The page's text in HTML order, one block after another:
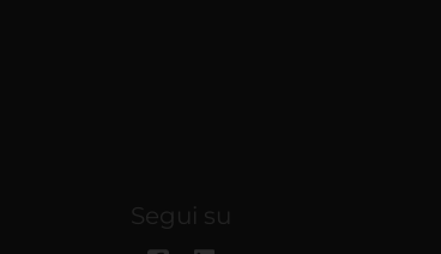
Segui su